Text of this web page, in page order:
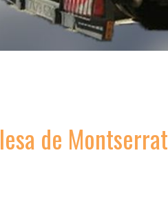
de Montserrat